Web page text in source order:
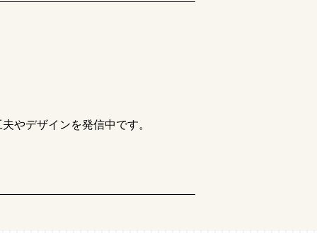
やデザインを発信中です。